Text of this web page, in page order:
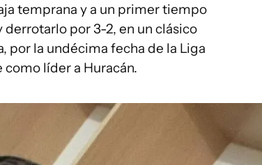
temprana y a un primer tiempo
derrotarlo por 3-2, en un clásico
por la undécima fecha de la Liga
líder a Huracán.